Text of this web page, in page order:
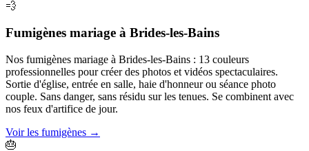
💨
Fumigènes mariage à Brides-les-Bains
Nos fumigènes mariage à Brides-les-Bains : 13 couleurs
professionnelles pour créer des photos et vidéos spectaculaires.
Sortie d'église, entrée en salle, haie d'honneur ou séance photo
couple. Sans danger, sans résidu sur les tenues. Se combinent avec
nos feux d'artifice de jour.
Voir les fumigènes →
🎂